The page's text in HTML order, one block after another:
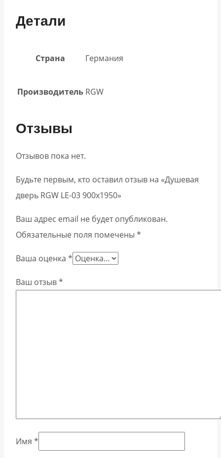
Детали
Страна Германия
Производитель RGW
Отзывы
Отзывов пока нет.
Будьте первым, кто оставил отзыв на «Душевая
дверь RGW LE-03 900х1950»
Ваш адрес email не будет опубликован.
Обязательные поля помечены *
Ваша оценка *
Ваш отзыв*
Имя *